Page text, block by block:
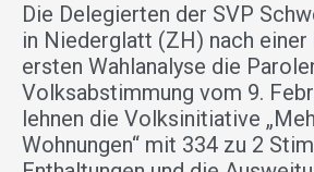
Die Delegierten der SVP
in Niederglatt (ZH) nach
ersten Wahlanalyse die
Volksabstimmung vom 9.
lehnen die Volksinitiative
Wohnungen“ mit 334 zu 2